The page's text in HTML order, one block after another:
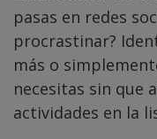
pasas en redes
procrastinar?
más o
necesitas sin que
actividades en la